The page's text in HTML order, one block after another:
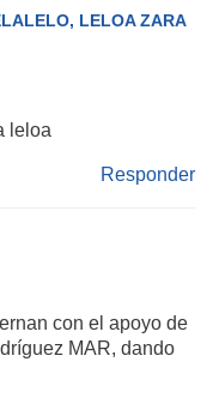
LELOA ZARA
leloa
Responder
con el apoyo de
MAR, dando